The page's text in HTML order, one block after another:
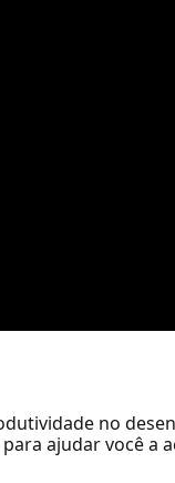
no
ajudar você a